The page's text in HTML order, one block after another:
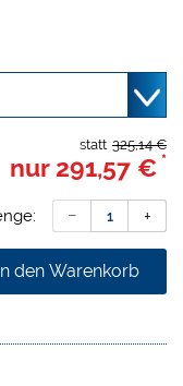
Massen
325,14 €
statt
nur 291,57 € *
den Warenkorb